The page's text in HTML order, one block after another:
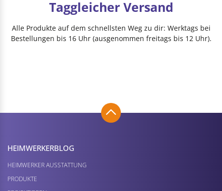
Taggleicher Versand
Alle Produkte auf dem schnellsten Weg zu dir: Werktags bei
Bestellungen bis 16 Uhr (ausgenommen freitags bis 12 Uhr).
HEIMWERKER­BLOG
HEIMWERKER AUSSTATTUNG
PRODUKTE